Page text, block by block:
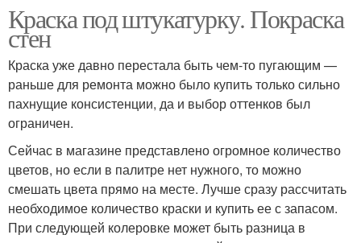
Шёлковая краска Штукатурка на стене
Краска под штукатурку. Покраска
стен
Краска уже давно перестала быть чем-то пугающим —
раньше для ремонта можно было купить только сильно
пахнущие консистенции, да и выбор оттенков был
ограничен.
Сейчас в магазине представлено огромное количество
цветов, но если в палитре нет нужного, то можно
смешать цвета прямо на месте. Лучше сразу рассчитать
необходимое количество краски и купить ее с запасом.
При следующей колеровке может быть разница в